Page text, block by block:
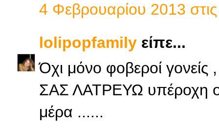
4 Φεβρουαρίου 2013
lolipopfamily είπε...
Όχι μόνο φοβεροί γονείς
ΣΑΣ ΛΑΤΡΕΥΩ υπέροχη
μέρα ......